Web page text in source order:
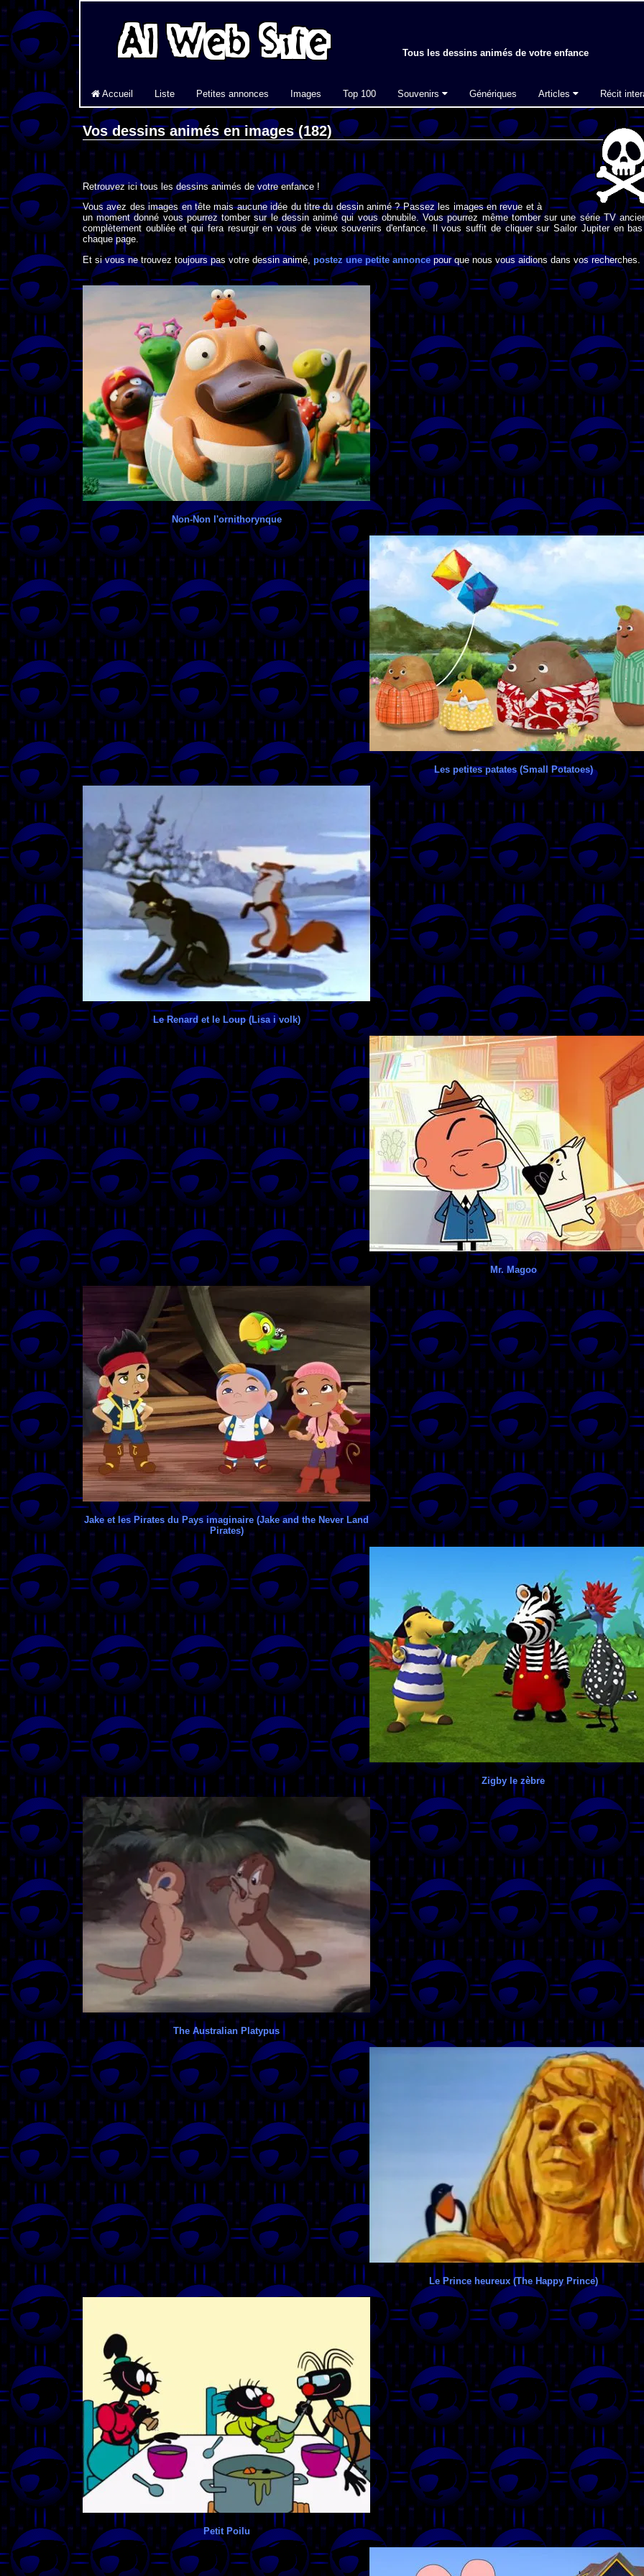
Tous les dessins animés de votre enfance
Accueil Liste Petites annonces Images Top 100 Souvenirs Génériques Articles Récit
Vos dessins animés en images (182)
Retrouvez ici tous les dessins animés de votre enfance !
Vous avez des images en tête mais aucune idée du titre du dessin animé ? Passez les images en revue et à
un moment donné vous pourrez tomber sur le dessin animé qui vous obnubile. Vous pourrez même tomber sur une série TV
complètement oubliée et qui fera resurgir en vous de vieux souvenirs d'enfance. Il vous suffit de cliquer sur Sailor Jupiter en
chaque page.
Et si vous ne trouvez toujours pas votre dessin animé, postez une petite annonce pour que nous vous aidions dans vos recherches.
Non-Non l'ornithorynque
Les petites patates (Small Potatoes)
Le Renard et le Loup (Lisa i volk)
Mr. Magoo
Jake et les Pirates du Pays imaginaire (Jake and the Never Land
Pirates)
Zigby le zèbre
The Australian Platypus
Le Prince heureux (The Happy Prince)
Petit Poilu